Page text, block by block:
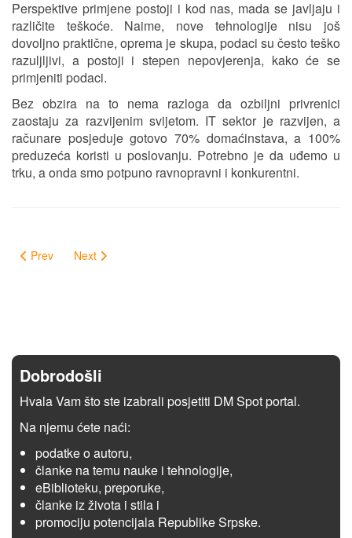
Perspektive primjene postoji i kod nas, mada se javljaju i
različite teškoće. Naime, nove tehnologije nisu još
dovoljno praktične, oprema je skupa, podaci su često teško
razuljljivi, a postoji i stepen nepovjerenja, kako će se
primjeniti podaci.
Bez obzira na to nema razloga da ozbiljni privrenici
zaostaju za razvijenim svijetom. IT sektor je razvijen, a
računare posjeduje gotovo 70% domaćinstava, a 100%
preduzeća koristi u poslovanju. Potrebno je da uđemo u
trku, a onda smo potpuno ravnopravni i konkurentni.
Prev Next
Dobrodošli
Hvala Vam što ste izabrali posjetiti DM Spot portal.
Na njemu ćete naći:
podatke o autoru,
članke na temu nauke i tehnologije,
eBiblioteku, preporuke,
članke iz života i stila i
promociju potencijala Republike Srpske.